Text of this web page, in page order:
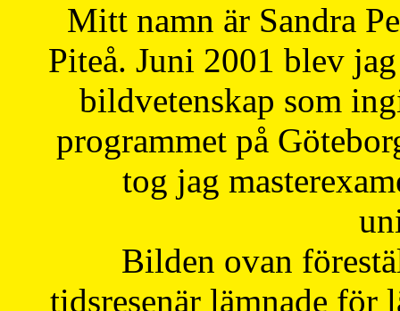
Mitt namn är Sandra
Piteå. Juni 2001 blev
bildvetenskap som
programmet på
tog jag
Bilden ovan
tidsresenär lämnade för